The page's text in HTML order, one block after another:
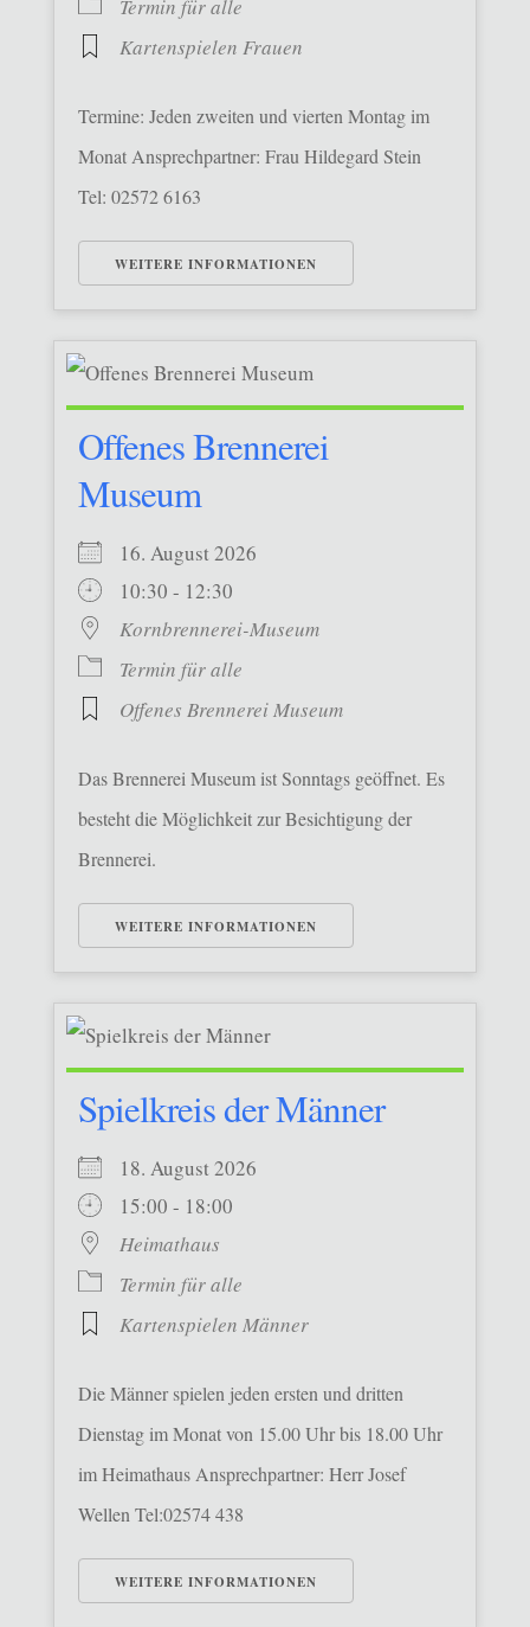
Termin für alle
Kartenspielen Frauen
Termine: Jeden zweiten und vierten Montag im
Monat Ansprechpartner: Frau Hildegard Stein
Tel: 02572 6163
WEITERE INFORMATIONEN
Offenes Brennerei
Museum
16. August 2026
10:30 - 12:30
Kornbrennerei-Museum
Termin für alle
Offenes Brennerei Museum
Das Brennerei Museum ist Sonntags geöffnet. Es
besteht die Möglichkeit zur Besichtigung der
Brennerei.
WEITERE INFORMATIONEN
Spielkreis der Männer
18. August 2026
15:00 - 18:00
Heimathaus
Termin für alle
Kartenspielen Männer
Die Männer spielen jeden ersten und dritten
Dienstag im Monat von 15.00 Uhr bis 18.00 Uhr
im Heimathaus Ansprechpartner: Herr Josef
Wellen Tel:02574 438
WEITERE INFORMATIONEN